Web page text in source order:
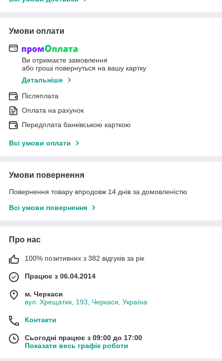
Умови оплати
Ви отримаєте замовлення
або гроші повернуться на вашу картку
Детальніше
Післяплата
Оплата на рахунок
Передплата банківською карткою
Всі умови оплати
Умови повернення
Повернення товару впродовж 14 днів за домовленістю
Всі умови повернення
Про нас
100% позитивних з 382 відгуків за рік
Працює з 06.04.2014
м. Черкаси
вул. Хрещатик, 193, Черкаси, Україна
Контакти
Сьогодні працює з 09:00 до 17:00
Показати весь графік роботи